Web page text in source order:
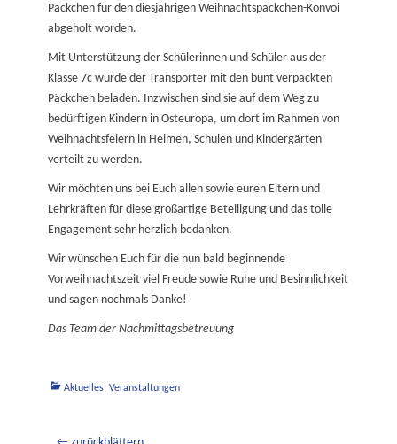
Päckchen für den diesjährigen Weihnachtspäckchen-Konvoi
abgeholt worden.
Mit Unterstützung der Schülerinnen und Schüler aus der
Klasse 7c wurde der Transporter mit den bunt verpackten
Päckchen beladen. Inzwischen sind sie auf dem Weg zu
bedürftigen Kindern in Osteuropa, um dort im Rahmen von
Weihnachtsfeiern in Heimen, Schulen und Kindergärten
verteilt zu werden.
Wir möchten uns bei Euch allen sowie euren Eltern und
Lehrkräften für diese großartige Beteiligung und das tolle
Engagement sehr herzlich bedanken.
Wir wünschen Euch für die nun bald beginnende
Vorweihnachtszeit viel Freude sowie Ruhe und Besinnlichkeit
und sagen nochmals Danke!
Das Team der Nachmittagsbetreuung
Kategorien
Aktuelles, Veranstaltungen